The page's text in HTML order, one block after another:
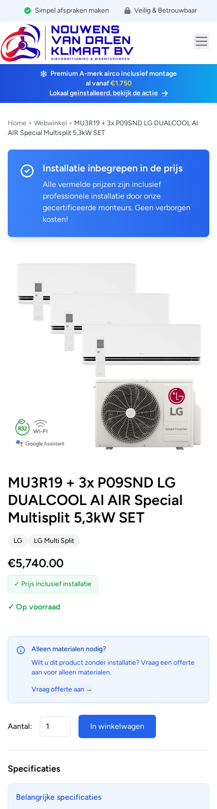
Simpel afspraken maken Veilig & Betrouwbaar
Premium A-merk airco inclusief montage
al vanaf€1.750
Lokaal geïnstalleerd, bekijk de actie
Home > Webwinkel > MU3R19 + 3x P09SND LG DUALCOOL AI
AIR Special Multisplit 5,3kW SET
Installatie inbegrepen in de prijs
Alle vermelde prijzen zijn inclusief
professionele installatie door onze
gecertificeerde monteurs. Geen verborgen
kosten!
MU3R19 + 3x P09SND LG
DUALCOOL AI AIR Special
Multisplit 5,3kW SET
LG LG Multi Split
€5,740.00
✓ Prijs inclusief installatie
✓ Op voorraad
Alleen materialen nodig?
Wilt u dit product zonder installatie? Vraag een offerte
aan voor alleen materialen.
Vraag offerte aan →
Aantal: In winkelwagen
Specificaties
Belangrijke specificaties